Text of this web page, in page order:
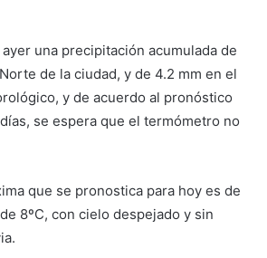
una precipitación acumulada de
de la ciudad, y de 4.2 mm en el
y de acuerdo al pronóstico
se espera que el termómetro no
que se pronostica para hoy es de
8ºC, con cielo despejado y sin